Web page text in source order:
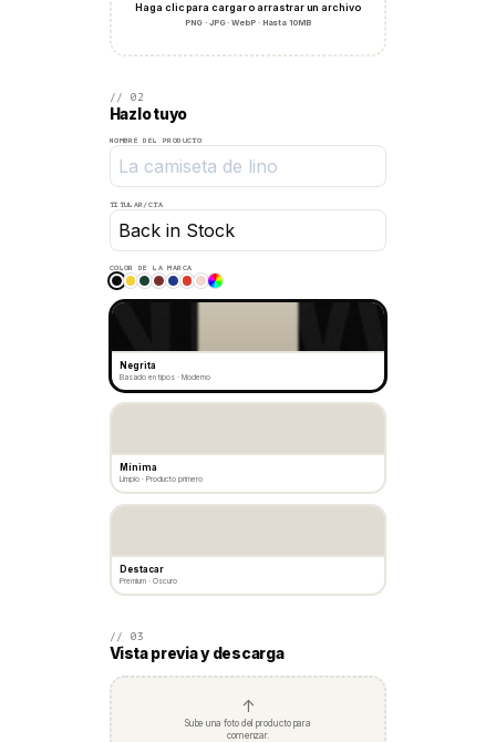
Haga clic para cargar o arrastrar un archivo
PNG · JPG · WebP · Hasta 10MB
// 02
Hazlo tuyo
NOMBRE DEL PRODUCTO
TITULAR/CTA
COLOR DE LA MARCA
Negrita
Basado en tipos · Moderno
Mínima
Limpio · Producto primero
Destacar
Premium · Oscuro
// 03
Vista previa y descarga
↑
Sube una foto del producto para
comenzar.